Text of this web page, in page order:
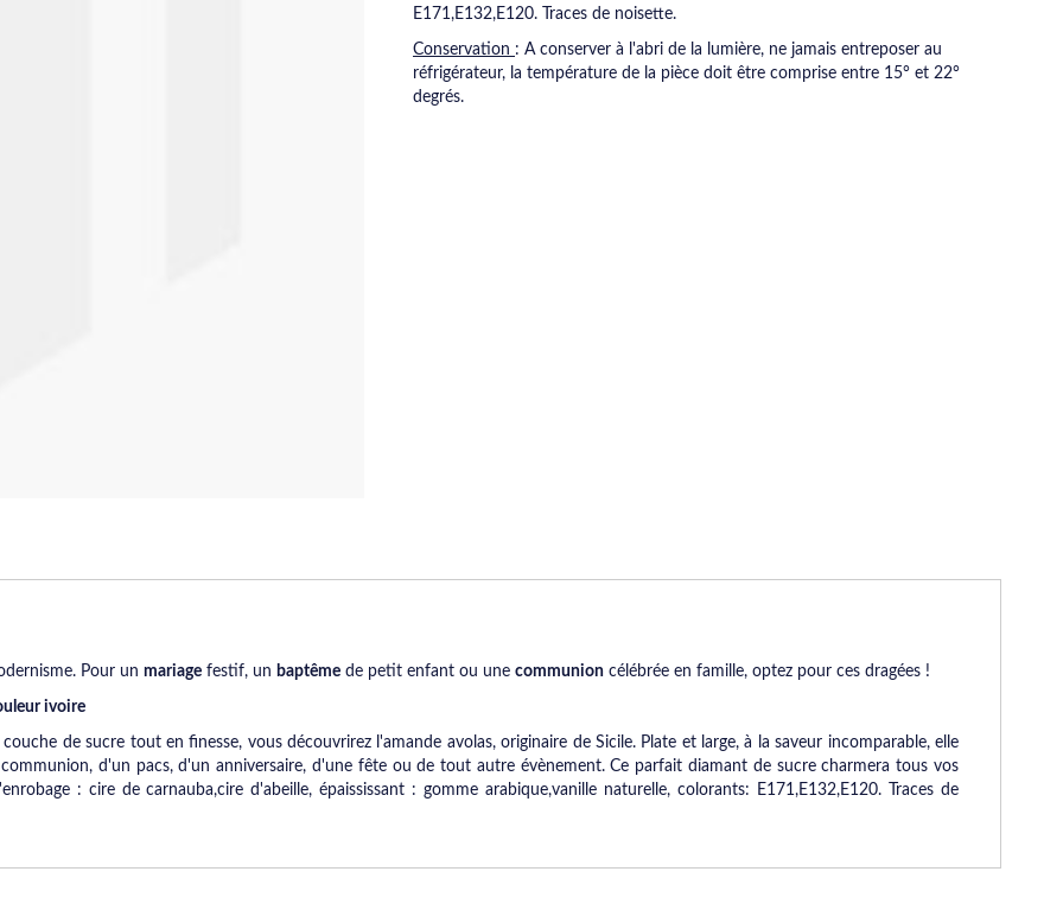
E171,E132,E120. Traces de noisette.
Conservation : A conserver à l'abri de la lumière, ne jamais entreposer au
réfrigérateur, la température de la pièce doit être comprise entre 15° et 22°
degrés.
Pour un mariage festif, un baptême de petit enfant ou une communion célébrée en famille, optez pour ces dragées !
ivoire
de sucre tout en finesse, vous découvrirez l'amande avolas, originaire de Sicile. Plate et large, à la saveur incomparable, elle
d'un pacs, d'un anniversaire, d'une fête ou de tout autre évènement. Ce parfait diamant de sucre charmera tous vos
: cire de carnauba,cire d'abeille, épaississant : gomme arabique,vanille naturelle, colorants: E171,E132,E120. Traces de